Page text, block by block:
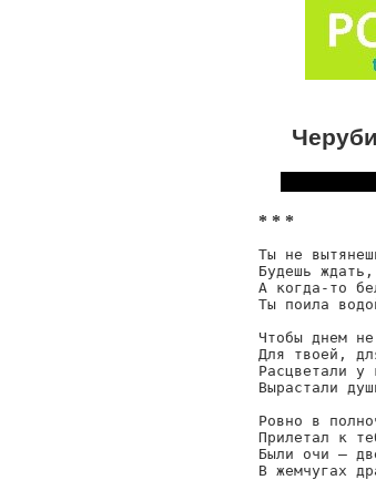
* * *
Ты не
Будешь
А когда-то
Ты поила
Чтобы днем
Для твоей,
Расцветали у
Вырастали
Ровно в
Прилетал к
Были очи —
В жемчугах